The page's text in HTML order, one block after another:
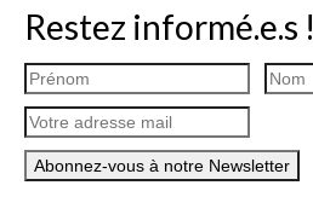
Restez informé.e.s !